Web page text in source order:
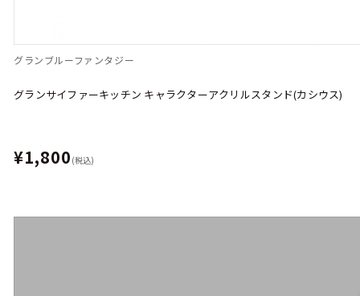
グランブルーファンタジー
グランサイファーキッチン キャラクターアクリルスタンド(カシウス)
¥1,800 (税込)